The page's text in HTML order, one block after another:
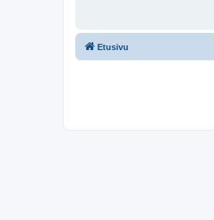
Etusivu